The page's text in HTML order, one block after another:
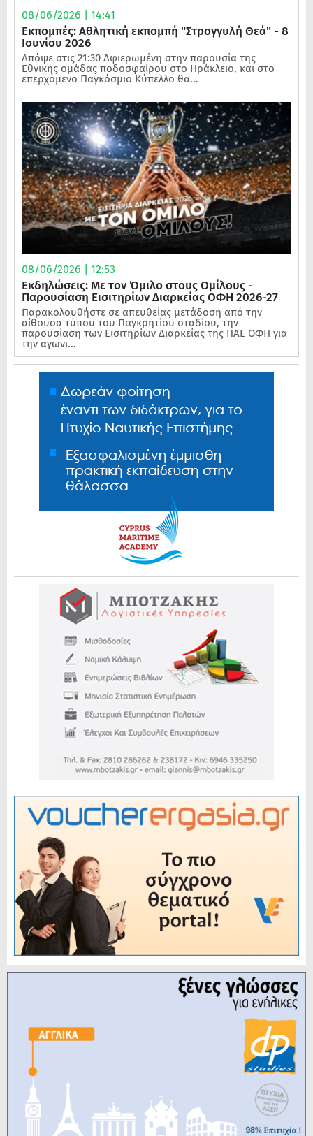
08/06/2026 | 14:41
Εκπομπές: Αθλητική εκπομπή "Στρογγυλή Θεά" - 8
Ιουνίου 2026
Απόψε στις 21:30 Αφιερωμένη στην παρουσία της
Εθνικής ομάδας ποδοσφαίρου στο Ηράκλειο, και στο
επερχόμενο Παγκόσμιο Κύπελλο θα...
08/06/2026 | 12:53
Εκδηλώσεις: Με τον Όμιλο στους Ομίλους -
Παρουσίαση Εισιτηρίων Διαρκείας ΟΦΗ 2026-27
Παρακολουθήστε σε απευθείας μετάδοση από την
αίθουσα τύπου του Παγκρητίου σταδίου, την
παρουσίαση των Εισιτηρίων Διαρκείας της ΠΑΕ ΟΦΗ για
την αγωνι...